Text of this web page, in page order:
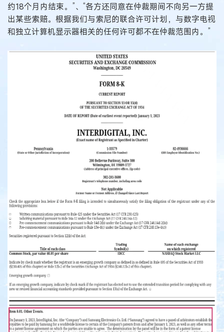
约18个月内结束。”、“各方还同意在仲裁期间不向另一方提
出某些索赔。根据我们与索尼的联合许可计划，与数字电视
和独立计算机显示器相关的任何许可都不在仲裁范围内。”